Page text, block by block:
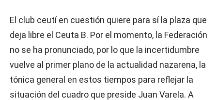
El club ceutí en cuestión quiere para sí la plaza que
deja libre el Ceuta B. Por el momento, la Federación
no se ha pronunciado, por lo que la incertidumbre
vuelve al primer plano de la actualidad nazarena, la
tónica general en estos tiempos para reflejar la
situación del cuadro que preside Juan Varela. A